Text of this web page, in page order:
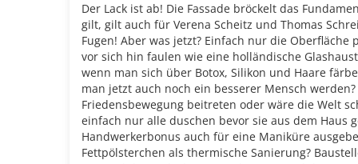
Der Lack ist ab! Die Fassade bröckelt das
gilt, gilt auch für Verena Scheitz und Thomas
Fugen! Aber was jetzt? Einfach nur die
vor sich hin faulen wie eine holländische
wenn man sich über Botox, Silikon und Haare
man jetzt auch noch ein besserer Mensch
Friedensbewegung beitreten oder wäre die Welt
einfach nur alle duschen bevor sie aus dem Haus
Handwerkerbonus auch für eine Maniküre
Fettpölsterchen als thermische Sanierung?